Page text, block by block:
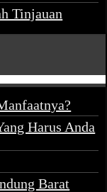
Tinjauan
Harus Anda
Barat